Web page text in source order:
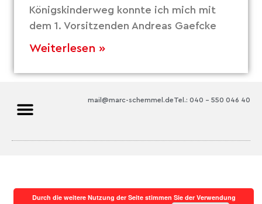
Königskinderweg konnte ich mich mit
dem 1. Vorsitzenden Andreas Gaefcke
Weiterlesen »
Tel.: 040 – 550 046 40
mail@marc-schemmel.de
Durch die weitere Nutzung der Seite stimmen Sie der Verwendung